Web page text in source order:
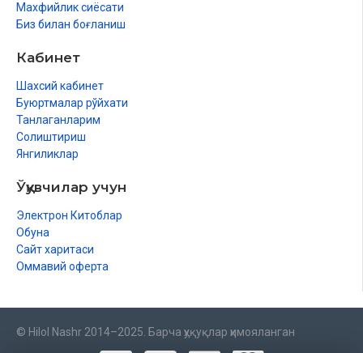
Махфийлик сиёсати
Биз билан боғланиш
Кабинет
Шахсий кабинет
Буюртмалар рўйхати
Танлаганларим
Солиштириш
Янгиликлар
Ўқувчилар учун
Электрон Китоблар
Обуна
Сайт харитаси
Оммавий оферта
© Hilol Nashr 2014–2025. Барча ҳуқуқлар ҳимояланган